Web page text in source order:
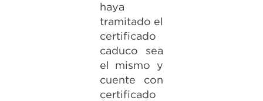
haya
tramitado el
certificado
caduco sea
el mismo y
cuente con
certificado